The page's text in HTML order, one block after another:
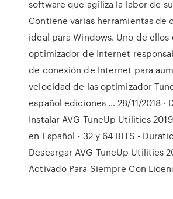
software que agiliza la labor de
Contiene varias herramientas de
ideal para Windows. Uno de ellos
optimizador de Internet
de conexión de Internet para
velocidad de las optimizador
español ediciones … 28/11/2018 ·
Instalar AVG TuneUp Utilities
en Español - 32 y 64 BITS -
Descargar AVG TuneUp Utilities
Activado Para Siempre Con